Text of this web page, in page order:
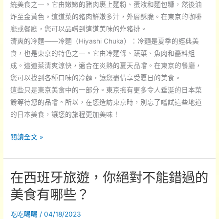
統美食之一。它由嫩嫩的豬肉裹上麵粉、蛋液和麵包糠，然後油
炸至金黃色。這道菜的豬肉鮮嫩多汁，外層酥脆。在東京的咖啡
廳或餐廳，您可以品嚐到這道美味的炸豬排。
清爽的冷麵——冷麵（Hiyashi Chuka）：冷麵是夏季的經典美
食，也是東京的特色之一。它由冷麵條、蔬菜、魚肉和醬料組
成。這道菜清爽涼快，適合在炎熱的夏天品嚐。在東京的餐廳，
您可以找到各種口味的冷麵，讓您盡情享受夏日的美食。
這些只是東京美食中的一部分。東京擁有更多令人垂涎的日本菜
餚等待您的品嚐。所以，在您造訪東京時，別忘了嚐試這些地道
的日本美食，讓您的旅程更加美味！
在
京，
你
該
如
何
閱讀全文 »
在西班牙旅遊，你絕對不能錯過的
美食有哪些？
吃吃喝喝 /04/18/2023